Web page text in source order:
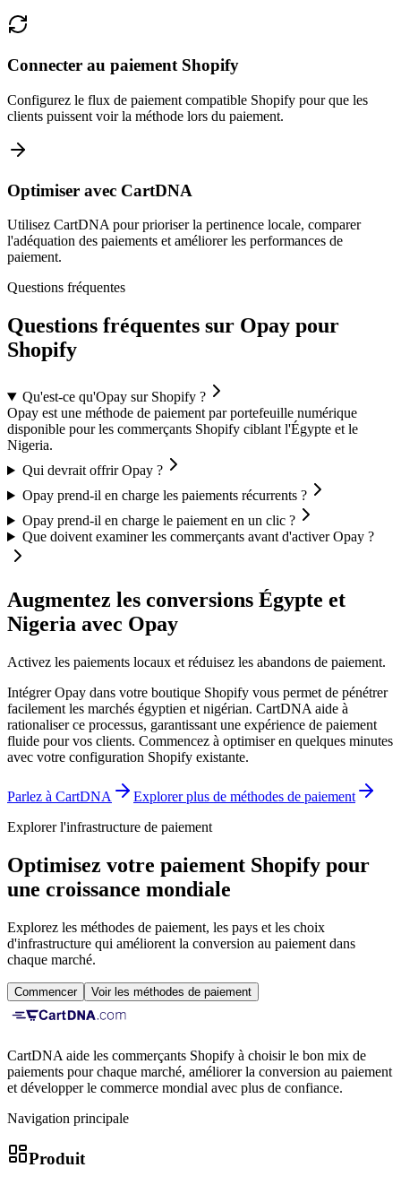
Connecter au paiement Shopify
Configurez le flux de paiement compatible Shopify pour que les
clients puissent voir la méthode lors du paiement.
Optimiser avec CartDNA
Utilisez CartDNA pour prioriser la pertinence locale, comparer
l'adéquation des paiements et améliorer les performances de
paiement.
Questions fréquentes
Questions fréquentes sur Opay pour
Shopify
Qu'est-ce qu'Opay sur Shopify ?
Opay est une méthode de paiement par portefeuille numérique
disponible pour les commerçants Shopify ciblant l'Égypte et le
Nigeria.
Qui devrait offrir Opay ?
Opay prend-il en charge les paiements récurrents ?
Opay prend-il en charge le paiement en un clic ?
Que doivent examiner les commerçants avant d'activer Opay ?
Augmentez les conversions Égypte et
Nigeria avec Opay
Activez les paiements locaux et réduisez les abandons de paiement.
Intégrer Opay dans votre boutique Shopify vous permet de pénétrer
facilement les marchés égyptien et nigérian. CartDNA aide à
rationaliser ce processus, garantissant une expérience de paiement
fluide pour vos clients. Commencez à optimiser en quelques minutes
avec votre configuration Shopify existante.
Parlez à CartDNA
Explorer plus de méthodes de paiement
Explorer l'infrastructure de paiement
Optimisez votre paiement Shopify pour
une croissance mondiale
Explorez les méthodes de paiement, les pays et les choix
d'infrastructure qui améliorent la conversion au paiement dans
chaque marché.
Commencer Voir les méthodes de paiement
CartDNA aide les commerçants Shopify à choisir le bon mix de
paiements pour chaque marché, améliorer la conversion au paiement
et développer le commerce mondial avec plus de confiance.
Navigation principale
Produit